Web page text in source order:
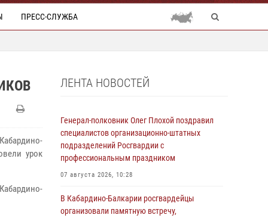
ПРЕСС-СЛУЖБА
урок
ЛЕНТА НОВОСТЕЙ
Генерал-полковник Олег Плохой поздравил
специалистов организационно-штатных
подразделений Росгвардии с
профессиональным праздником
07 августа 2026, 10:28
В Кабардино-Балкарии росгвардейцы
организовали памятную встречу,